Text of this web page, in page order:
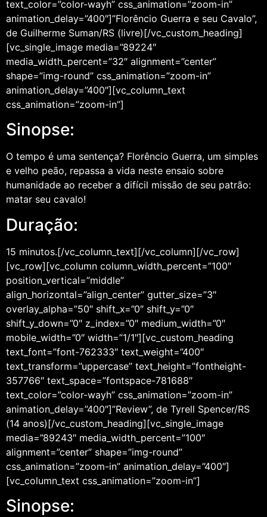
text_color=”color-wayh” css_animation=”zoom-in”
animation_delay=”400″]”Florêncio Guerra e seu Cavalo”,
de Guilherme Suman/RS (livre)[/vc_custom_heading]
[vc_single_image media=”89224″
media_width_percent=”32″ alignment=”center”
shape=”img-round” css_animation=”zoom-in”
animation_delay=”400″][vc_column_text
css_animation=”zoom-in”]
Sinopse:
O tempo é uma sentença? Florêncio Guerra, um simples
e velho peão, repassa a vida neste ensaio sobre
humanidade ao receber a difícil missão de seu patrão:
matar seu cavalo!
Duração:
15 minutos.[/vc_column_text][/vc_column][/vc_row]
[vc_row][vc_column column_width_percent=”100″
position_vertical=”middle”
align_horizontal=”align_center” gutter_size=”3″
overlay_alpha=”50″ shift_x=”0″ shift_y=”0″
shift_y_down=”0″ z_index=”0″ medium_width=”0″
mobile_width=”0″ width=”1/1″][vc_custom_heading
text_font=”font-762333″ text_weight=”400″
text_transform=”uppercase” text_height=”fontheight-
357766″ text_space=”fontspace-781688″
text_color=”color-wayh” css_animation=”zoom-in”
animation_delay=”400″]”Review”, de Tyrell Spencer/RS
(14 anos)[/vc_custom_heading][vc_single_image
media=”89243″ media_width_percent=”100″
alignment=”center” shape=”img-round”
css_animation=”zoom-in” animation_delay=”400″]
[vc_column_text css_animation=”zoom-in”]
Sinopse: